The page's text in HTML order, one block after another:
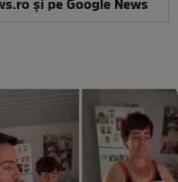
și pe Google News